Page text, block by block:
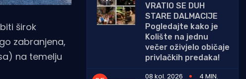
širok
zabranjena,
na temelju
VRATIO SE DUH
STARE DALMACIJE
Pogledajte kako je
Kolište na jednu
večer oživjelo običaje
privlačkih predaka!
08 kol. 2026
4 MIN.